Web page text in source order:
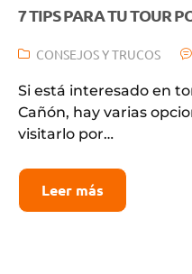
7 TIPS PARA TU TOUR
CONSEJOS Y TRUCOS
Si está interesado en
Cañón, hay varias
visitarlo por…
Leer más